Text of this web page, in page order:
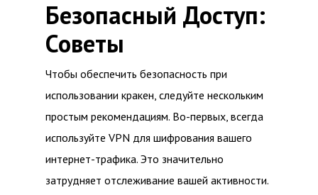
Безопасный Доступ:
Советы
Чтобы обеспечить безопасность при
использовании кракен, следуйте нескольким
простым рекомендациям. Во-первых, всегда
используйте VPN для шифрования вашего
интернет-трафика. Это значительно
затрудняет отслеживание вашей активности.